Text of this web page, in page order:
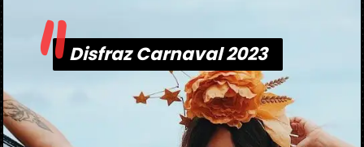
Disfraz Carnaval 2023
Disfraz Carnaval 2023
"